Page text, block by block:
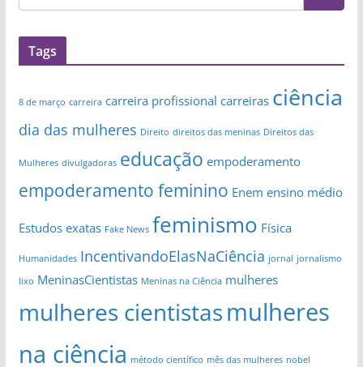
Tags
8 de março carreira carreira profissional carreiras ciência
dia das mulheres Direito direitos das meninas Direitos das
Mulheres divulgadoras educação empoderamento
empoderamento feminino Enem ensino médio
Estudos exatas Fake News feminismo Física
Humanidades IncentivandoElasNaCiência jornal jornalismo
lixo MeninasCientistas Meninas na Ciência mulheres
mulheres cientistasmulheres
na ciência método científico mês das mulheres nobel